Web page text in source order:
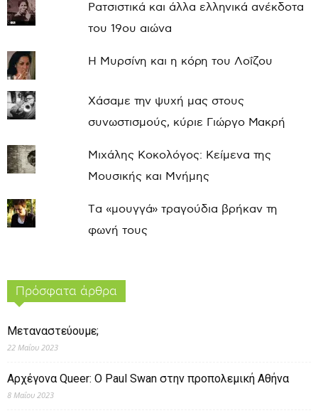
Ρατσιστικά και άλλα ελληνικά ανέκδοτα
του 19ου αιώνα
Η Μυρσίνη και η κόρη του Λοΐζου
Χάσαμε την ψυχή μας στους
συνωστισμούς, κύριε Γιώργο Μακρή
Μιχάλης Κοκολόγος: Κείμενα της
Μουσικής και Μνήμης
Τα «μουγγά» τραγούδια βρήκαν τη
φωνή τους
Πρόσφατα άρθρα
Μεταναστεύουμε;
22 Μαΐου 2023
Αρχέγονα Queer: O Paul Swan στην προπολεμική Αθήνα
8 Μαΐου 2023